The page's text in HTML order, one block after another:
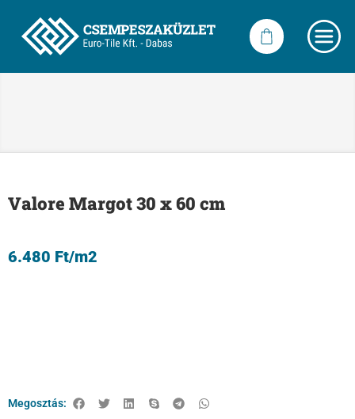
Valore Margot 30 x 60 cm
6.480 Ft/m2
Megosztás: